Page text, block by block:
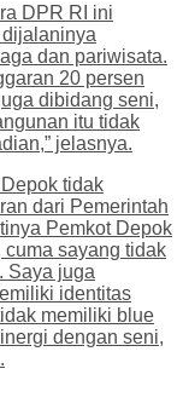
DPR RI ini
dan pariwisata.
20 persen
dibidang seni,
itu tidak
jelasnya.
tidak
dari Pemerintah
Pemkot Depok
sayang tidak
Saya juga
identitas
memiliki blue
dengan seni,